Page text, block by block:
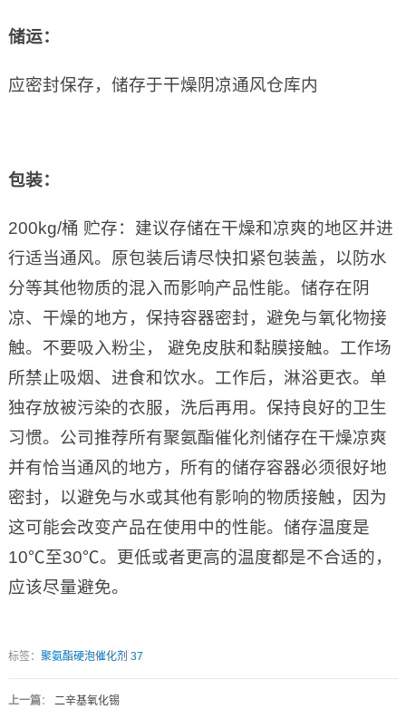
储运：
应密封保存，储存于干燥阴凉通风仓库内
包装：
200kg/桶 贮存：建议存储在干燥和凉爽的地区并进
行适当通风。原包装后请尽快扣紧包装盖，以防水
分等其他物质的混入而影响产品性能。储存在阴
凉、干燥的地方，保持容器密封，避免与氧化物接
触。不要吸入粉尘， 避免皮肤和黏膜接触。工作场
所禁止吸烟、进食和饮水。工作后，淋浴更衣。单
独存放被污染的衣服，洗后再用。保持良好的卫生
习惯。公司推荐所有聚氨酯催化剂储存在干燥凉爽
并有恰当通风的地方，所有的储存容器必须很好地
密封，以避免与水或其他有影响的物质接触，因为
这可能会改变产品在使用中的性能。储存温度是
10℃至30℃。更低或者更高的温度都是不合适的，
应该尽量避免。
标签： 聚氨酯硬泡催化剂 37
上一篇： 二辛基氧化锡